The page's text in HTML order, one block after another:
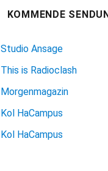
KOMMENDE
Studio Ansage
This is Radioclash
Morgenmagazin
Kol HaCampus
Kol HaCampus